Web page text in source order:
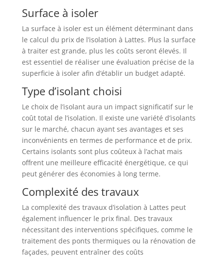
Surface à isoler
La surface à isoler est un élément déterminant dans
le calcul du prix de l’isolation à Lattes. Plus la surface
à traiter est grande, plus les coûts seront élevés. Il
est essentiel de réaliser une évaluation précise de la
superficie à isoler afin d’établir un budget adapté.
Type d’isolant choisi
Le choix de l’isolant aura un impact significatif sur le
coût total de l’isolation. Il existe une variété d’isolants
sur le marché, chacun ayant ses avantages et ses
inconvénients en termes de performance et de prix.
Certains isolants sont plus coûteux à l’achat mais
offrent une meilleure efficacité énergétique, ce qui
peut générer des économies à long terme.
Complexité des travaux
La complexité des travaux d’isolation à Lattes peut
également influencer le prix final. Des travaux
nécessitant des interventions spécifiques, comme le
traitement des ponts thermiques ou la rénovation de
façades, peuvent entraîner des coûts